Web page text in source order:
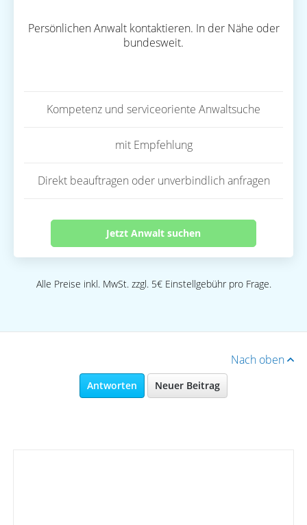
Persönlichen Anwalt kontaktieren. In der Nähe oder
bundesweit.
Kompetenz und serviceoriente Anwaltsuche
mit Empfehlung
Direkt beauftragen oder unverbindlich anfragen
Jetzt Anwalt suchen
Alle Preise inkl. MwSt. zzgl. 5€ Einstellgebühr pro Frage.
Nach oben
Antworten Neuer Beitrag